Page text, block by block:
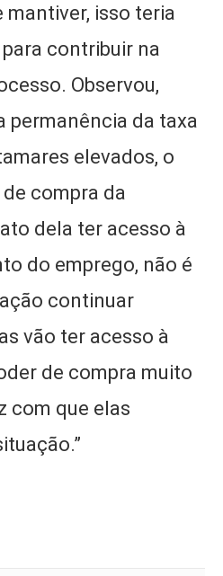
mantiver, isso teria
contribuir na
Observou,
permanência da taxa
elevados, o
compra da
dela ter acesso à
do emprego, não é
continuar
vão ter acesso à
de compra muito
com que elas